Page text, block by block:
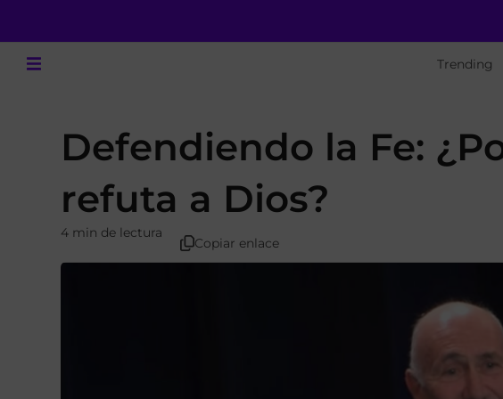
Trending
Defendiendo la Fe:
refuta a Dios?
4 min de lectura
Copiar enlace